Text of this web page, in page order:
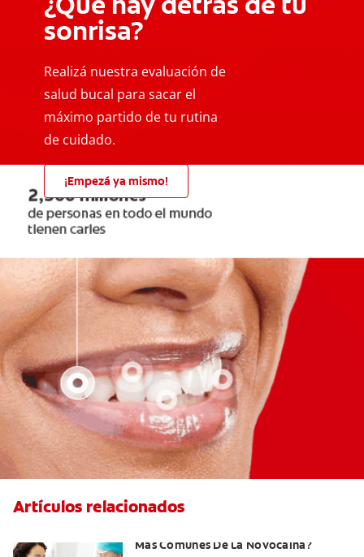
sonrisa?
Realizá nuestra evaluación de
salud bucal para sacar el
máximo partido de tu rutina
de cuidado.
¡Empezá ya mismo!
Artículos relacionados
Más Comunes De La Novocaína?